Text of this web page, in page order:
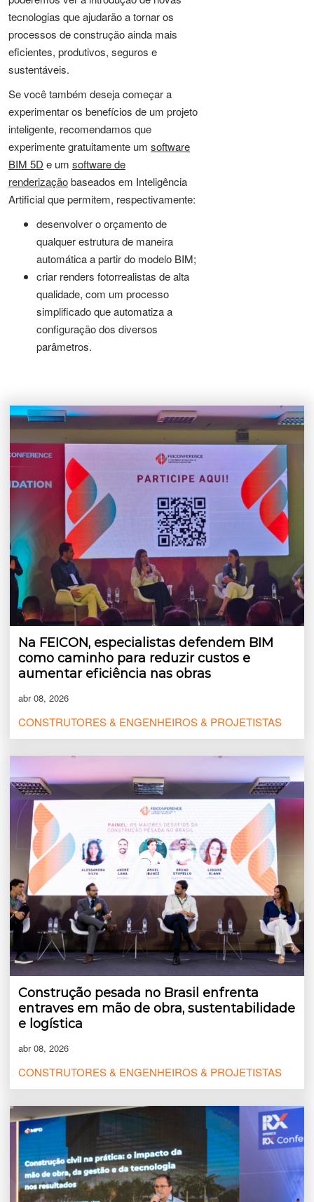
tecnologias que ajudarão a tornar os
processos de construção ainda mais
eficientes, produtivos, seguros e
sustentáveis.
Se você também deseja começar a
experimentar os benefícios de um projeto
inteligente, recomendamos que
experimente gratuitamente um software
BIM 5D e um software de
renderizaçãobaseados em Inteligência
Artificial que permitem, respectivamente:
desenvolver o orçamento de
qualquer estrutura de maneira
automática a partir do modelo BIM;
criar renders fotorrealistas de alta
qualidade, com um processo
simplificado que automatiza a
configuração dos diversos
parâmetros.
Na FEICON, especialistas defendem BIM
como caminho para reduzir custos e
aumentar eficiência nas obras
abr 08, 2026
CONSTRUTORES & ENGENHEIROS & PROJETISTAS
Construção pesada no Brasil enfrenta
entraves em mão de obra, sustentabilidade
e logística
abr 08, 2026
CONSTRUTORES & ENGENHEIROS & PROJETISTAS